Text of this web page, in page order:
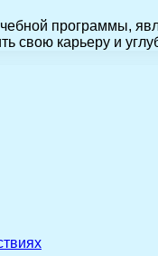
программы,
свою карьеру и